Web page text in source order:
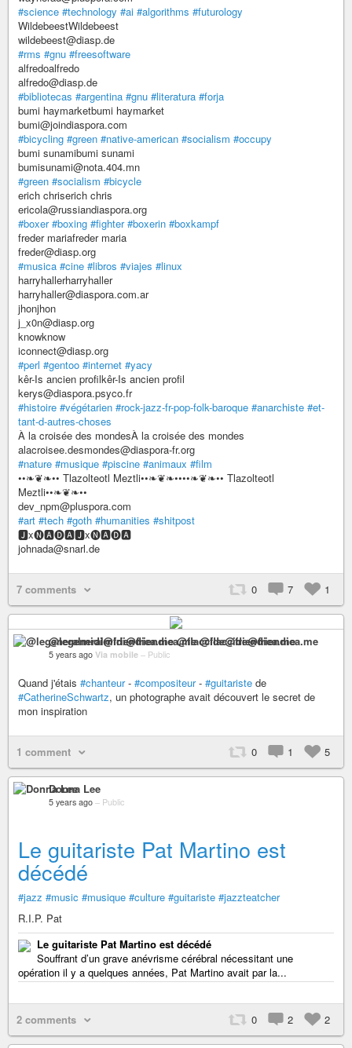
#science #technology #ai #algorithms #futurology
WildebeestWildebeest
wildebeest@diasp.de
#rms #gnu #freesoftware
alfredoalfredo
alfredo@diasp.de
#bibliotecas #argentina #gnu #literatura #forja
bumi haymarketbumi haymarket
bumi@joindiaspora.com
#bicycling #green #native-american #socialism #occupy
bumi sunamibumi sunami
bumisunami@nota.404.mn
#green #socialism #bicycle
erich chriserich chris
ericola@russiandiaspora.org
#boxer #boxing #fighter #boxerin #boxkampf
freder mariafreder maria
freder@diasp.org
#musica #cine #libros #viajes #linux
harryhallerharryhaller
harryhaller@diaspora.com.ar
jhonjhon
j_x0n@diasp.org
knowknow
iconnect@diasp.org
#perl #gentoo #internet #yacy
kêr-Is ancien profilkêr-Is ancien profil
kerys@diaspora.psyco.fr
#histoire #végétarien #rock-jazz-fr-pop-folk-baroque #anarchiste #et-
tant-d-autres-choses
À la croisée des mondesÀ la croisée des mondes
alacroisee.desmondes@diaspora-fr.org
#nature #musique #piscine #animaux #film
••❧❦❧•• Tlazolteotl Meztli••❧❦❧••••❧❦❧•• Tlazolteotl
Meztli••❧❦❧••
dev_npm@pluspora.com
#art #tech #goth #humanities #shitpost
🅹x🅝🅰🅓🅰🅹x🅝🅰🅓🅰
johnada@snarl.de
7 comments 0 7 1
@legeneralmidi@friendica.me @flaccide@friendica.me
5 years ago Via mobile – Public
Quand j'étais #chanteur- #compositeur- #guitariste de
#CatherineSchwartz, un photographe avait découvert le secret de
mon inspiration
1 comment 0 1 5
Donna Lee
5 years ago – Public
Le guitariste Pat Martino est
décédé
#jazz #music #musique #culture #guitariste #jazzteatcher
R.I.P. Pat
Le guitariste Pat Martino est décédé
Souffrant d’un grave anévrisme cérébral nécessitant une
opération il y a quelques années, Pat Martino avait par la...
2 comments 0 2 2